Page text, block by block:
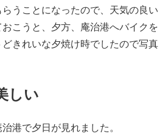
うことになったので、天気の良い
こうと、夕方、庵治港へバイクを
きれいな夕焼け時でしたので写真
しい
港で夕日が見れました。